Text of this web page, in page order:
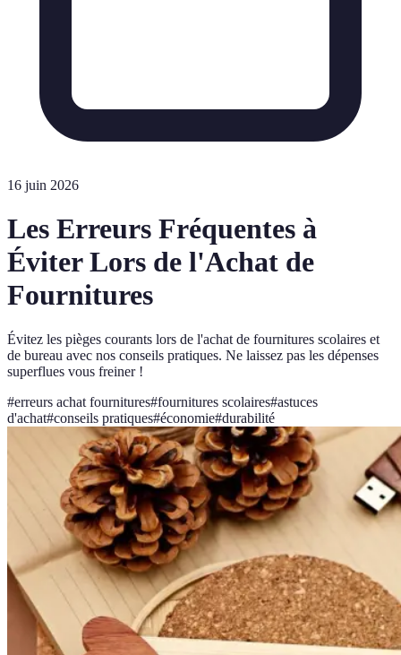
16 juin 2026
Les Erreurs Fréquentes à
Éviter Lors de l'Achat de
Fournitures
Évitez les pièges courants lors de l'achat de fournitures scolaires et
de bureau avec nos conseils pratiques. Ne laissez pas les dépenses
superflues vous freiner !
#erreurs achat fournitures#fournitures scolaires#astuces
d'achat#conseils pratiques#économie#durabilité